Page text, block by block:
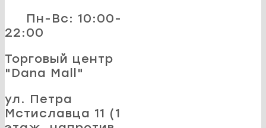
Пн-Вс: 10:00-
22:00
Торговый центр
"Dana Mall"
ул. Петра
Мстиславца 11 (1